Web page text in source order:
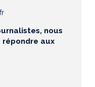
nous
répondre aux